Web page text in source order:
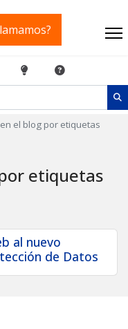
el blog por etiquetas
etiquetas
al nuevo
de Datos